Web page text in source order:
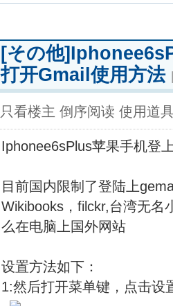
[その他]
打开Gmail使用方法
只看楼主 倒序阅读 使用道
Iphonee6sPlus苹果手机登
目前国内限制了登陆上
Wikibooks，filckr,台湾无名
么在电脑上国外网站
设置方法如下：
1:然后打开菜单键，点击设